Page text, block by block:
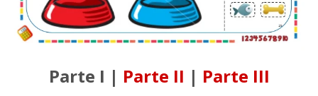
Parte I | Parte II | Parte III